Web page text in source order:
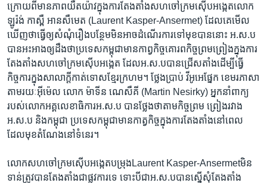
ទំព័រ​
ស្វែង​
រក
ភាសា
ក្រោយពី​មានភាព​យឺតយ៉ាវ​ក្នុង​ការតែងតាំង​សហចៅក្រម​ស៊ើបអង្កេត​លោក​
ឡូរ៉ង់ កាស្ពឺ អានសឺមេត (Laurent Kasper-Ansermet) ដែល​គេមើល​
ឃើញ​ថា​ធ្វើឲ្យ​សំណុំរឿង​បន្ថែម​មិនអាច​ដំណើរការ​ទៅមុខ​បាន​នោះ ​អ.ស.ប​
បានអះអាង​ឲ្យ​ដឹង​ថា​ប្រទេស​កម្ពុជា​មាន​កាព្វកិច្ច​គោរព​កិច្ច​ព្រមព្រៀង​ក្នុងការ​
តែងតាំង​សហចៅក្រម​ស៊ើបអង្កេត ​ដែល​អ.ស.ប​បានជ្រើសតាំង​ដើម្បីធ្វើ​
កិច្ចការ​ក្នុង​សាលាក្តី​កាត់ទោស​ខ្មែរក្រហម។ ថ្លែង​ប្រាប់​ វីអូអេ​ផ្នែក ​ខេមរភាសា​
តាមរយៈ​អ៊ីម៉េល ​លោក ​ម៉ាទីន ណេសឺគី (Martin Nesirky) ​អ្នកនាំពាក្យ​
របស់​លោក​អគ្គលេខាធិការ​អ.ស.ប ​បានថ្លែង​ថា​តាមកិច្ច​ព្រម ព្រៀង​រវាង​
អ.ស.ប​ និង​កម្ពុជា​ ​ប្រទេស​កម្ពុជា​មានកាត្វកិច្ច​ក្នុង​ការ​តែងតាំងនៅ​ពេល​
ដែល​មុខ​តំណែង​នៅ​ទំនេរ។
លោក​សហចៅក្រម​ស៊ើបអង្កេតបម្រុង​Laurent Kasper-Ansermet​មិន
ទាន់​ត្រូវបាន​តែងតាំង​ជា​ផ្លូវការ​ទេ​ ទោះបីជា​អ.ស.ប​បាន​ស្នើសុំ​តែងតាំង​